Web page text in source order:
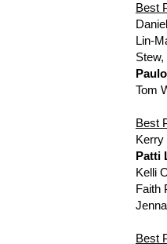
Best
Lin-
Tom
Best
Kerry
Patti
Kelli
Faith
Best